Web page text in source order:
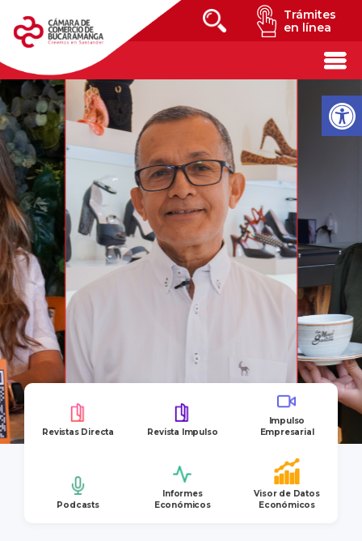
Trámites
en línea
Revistas Directa Revista Impulso
Impulso
Empresarial
Podcasts
Informes
Económicos
Visor de Datos
Económicos